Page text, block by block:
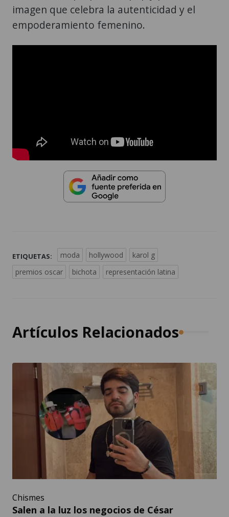
imagen que celebra la autenticidad y el
empoderamiento femenino.
ETIQUETAS: moda hollywood
karol g
premios oscar
bichota representación latina
Artículos Relacionados
Chismes
Salen a la luz los negocios de César